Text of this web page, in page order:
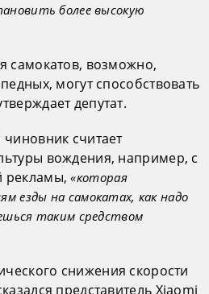
более высокую
самокатов, возможно,
могут способствовать
депутат.
считает
вождения, например, с
рекламы,«которая
езды на самокатах, как надо
таким средством
снижения скорости
представитель Xiaomi